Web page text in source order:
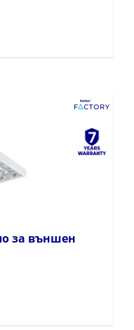
за външен